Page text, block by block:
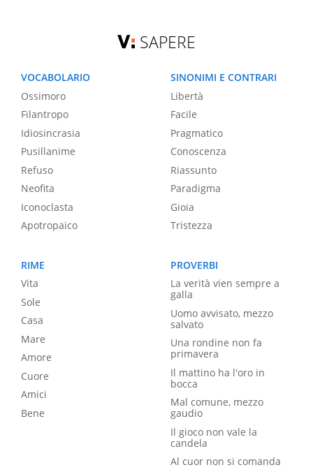
SAPERE
VOCABOLARIO
Ossimoro
Filantropo
Idiosincrasia
Pusillanime
Refuso
Neofita
Iconoclasta
Apotropaico
SINONIMI E CONTRARI
Libertà
Facile
Pragmatico
Conoscenza
Riassunto
Paradigma
Gioia
Tristezza
RIME
Vita
Sole
Casa
Mare
Amore
Cuore
Amici
Bene
PROVERBI
La verità vien sempre a
galla
Uomo avvisato, mezzo
salvato
Una rondine non fa
primavera
Il mattino ha l'oro in
bocca
Mal comune, mezzo
gaudio
Il gioco non vale la
candela
Al cuor non si comanda